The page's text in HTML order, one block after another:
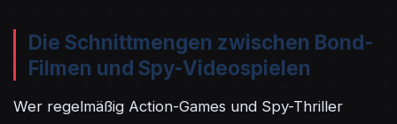
Die Schnittmengen zwischen Bond-
Filmen und Spy-Videospielen
Wer regelmäßig Action-Games und Spy-Thriller